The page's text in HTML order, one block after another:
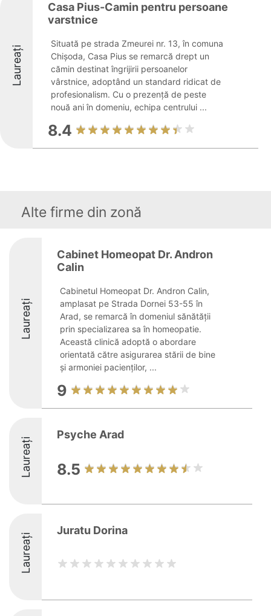
Laureați
Casa Pius-Camin pentru persoane
varstnice
Situată pe strada Zmeurei nr. 13, în comuna
Chișoda, Casa Pius se remarcă drept un
cămin destinat îngrijirii persoanelor
vârstnice, adoptând un standard ridicat de
profesionalism. Cu o prezență de peste
nouă ani în domeniu, echipa centrului ...
8.4
Alte firme din zonă
Laureați
Cabinet Homeopat Dr. Andron
Calin
Cabinetul Homeopat Dr. Andron Calin,
amplasat pe Strada Dornei 53-55 în
Arad, se remarcă în domeniul sănătății
prin specializarea sa în homeopatie.
Această clinică adoptă o abordare
orientată către asigurarea stării de bine
și armoniei pacienților, ...
9
Laureați
Psyche Arad
8.5
Laureați
Juratu Dorina